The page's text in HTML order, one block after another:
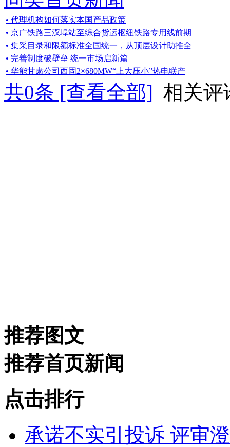
• 代理机构如何落实本国产品政策
• 京广铁路三汊埠站至综合货运枢纽铁路专用线前期
• 集采目录和限额标准全国统一，从顶层设计助推全
• 完善制度破壁垒 统一市场启新篇
• 华能甘肃公司西固2×680MW“上大压小”热电联产
共0条 [查看全部] 相关评
推荐图文
推荐首页新闻
点击排行
承诺不实引投诉 评审